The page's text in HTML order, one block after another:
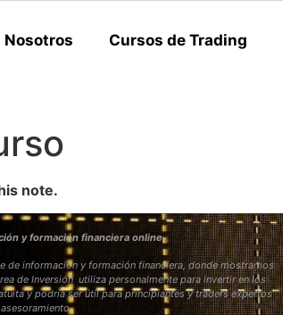
Nosotros Cursos de Trading
note.
y formación financiera online
de información y formación financiera, donde mostramos
de Inversión utiliza personalmente para invertir en los
y podría ser útil para principiantes y traders expertos